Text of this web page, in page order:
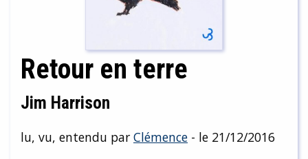
Retour en terre
Jim Harrison
lu, vu, entendu par Clémence - le 21/12/2016